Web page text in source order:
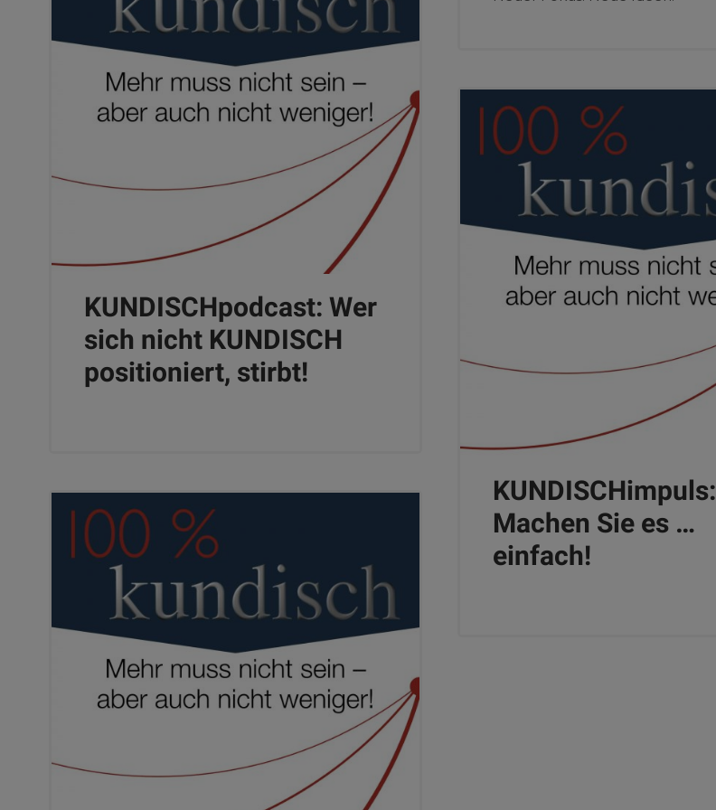
KUNDISCHpodcast: Wer
sich nicht KUNDISCH
positioniert, stirbt!
KUNDISCHimpuls:
Machen Sie es …
einfach!